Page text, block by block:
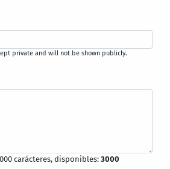
private and will not be shown publicly.
carácteres, disponibles:3000